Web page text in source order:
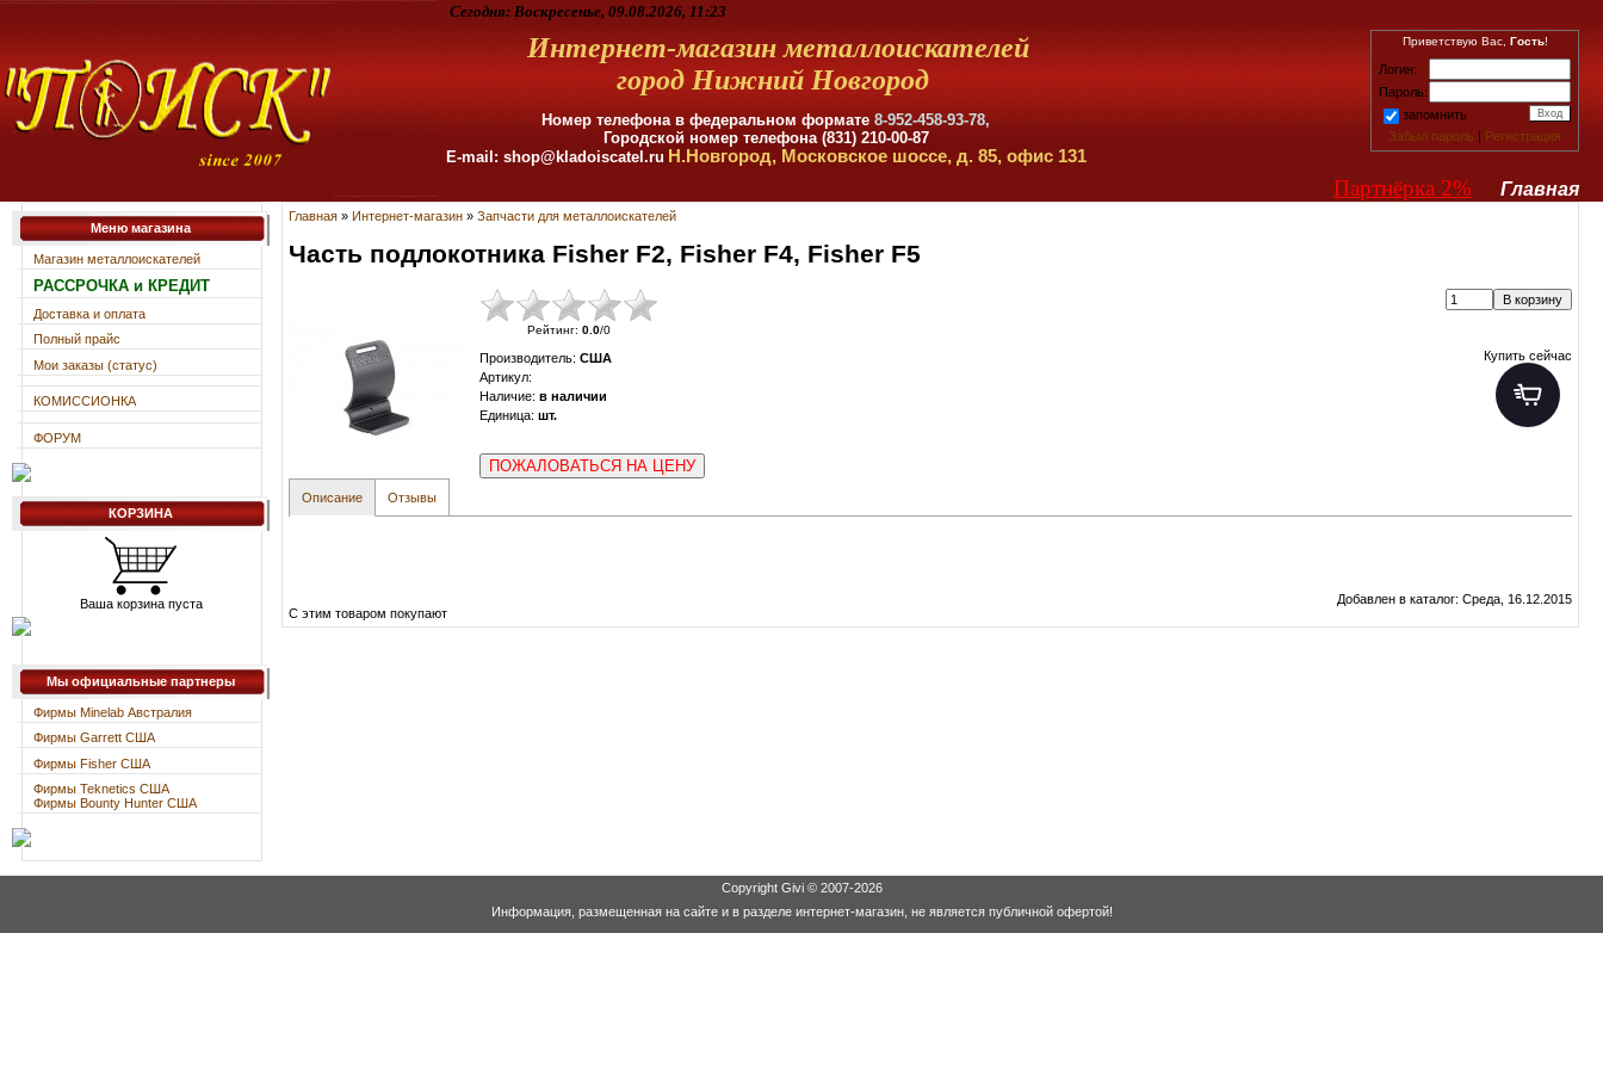
Сегодня: Воскресенье, 09.08.2026, 11:23
Интернет-магазин металлоискателей
город Нижний Новгород
Номер телефона в федеральном формате 8-952-458-93-78,
Городской номер телефона (831) 210-00-87
E-mail: shop@kladoiscatel.ru Н.Новгород, Московское шоссе, д. 85, офис 131
Приветствую Вас, Гость!
Логин:
Пароль:
запомнить
Забыл пароль | Регистрация
Партнёрка 2% Главная
Меню магазина
Магазин металлоискателей
РАССРОЧКА и КРЕДИТ
Доставка и оплата
Полный прайс
Мои заказы (статус)
КОМИССИОНКА
ФОРУМ
КОРЗИНА
Ваша корзина пуста
Мы официальные партнеры
Фирмы Minelab Австралия
Фирмы Garrett США
Фирмы Fisher США
Фирмы Teknetics США
Фирмы Bounty Hunter США
Главная » Интернет-магазин » Запчасти для металлоискателей
Часть подлокотника Fisher F2, Fisher F4, Fisher F5
Рейтинг: 0.0/0
Производитель: США
Артикул:
Наличие: в наличии
Единица: шт.
ПОЖАЛОВАТЬСЯ НА ЦЕНУ
Купить сейчас
Описание Отзывы
Добавлен в каталог: Среда, 16.12.2015
С этим товаром покупают
Copyright Givi© 2007-2026
Информация, размещенная на сайте и в разделе интернет-магазин, не является публичной офертой!